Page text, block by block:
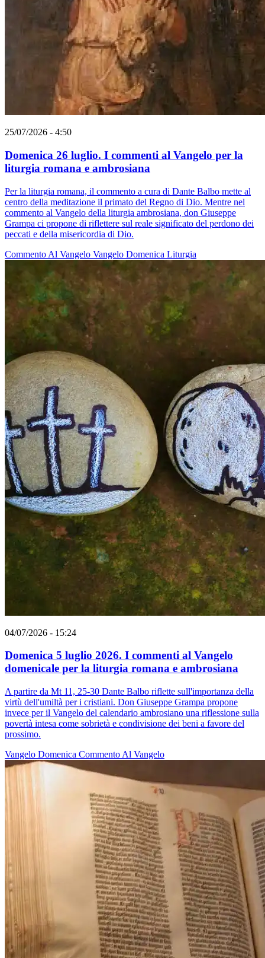
25/07/2026 - 4:50
Domenica 26 luglio. I commenti al Vangelo per la
liturgia romana e ambrosiana
Per la liturgia romana, il commento a cura di Dante Balbo mette al
centro della meditazione il primato del Regno di Dio. Mentre nel
commento al Vangelo della liturgia ambrosiana, don Giuseppe
Grampa ci propone di riflettere sul reale significato del perdono dei
peccati e della misericordia di Dio.
Commento Al Vangelo Vangelo Domenica Liturgia
04/07/2026 - 15:24
Domenica 5 luglio 2026. I commenti al Vangelo
domenicale per la liturgia romana e ambrosiana
A partire da Mt 11, 25-30 Dante Balbo riflette sull'importanza della
virtù dell'umiltà per i cristiani. Don Giuseppe Grampa propone
invece per il Vangelo del calendario ambrosiano una riflessione sulla
povertà intesa come sobrietà e condivisione dei beni a favore del
prossimo.
Vangelo Domenica Commento Al Vangelo